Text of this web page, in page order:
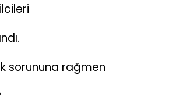
sorununa rağmen